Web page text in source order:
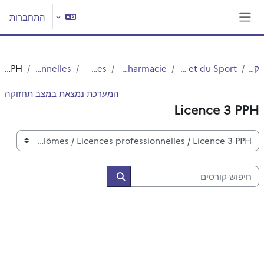
התחברות
קורסים UFR3S - Sciences de Santé et du Sport
Département UFR3S - Pharmacie
Autres Diplômes
Licences professionnelles
Licence 3 PPH
המערכת נמצאת במצב תחזוקה
Licence 3 PPH
קטגוריות קורסים
חיפוש קורסים
חיפוש קורסים